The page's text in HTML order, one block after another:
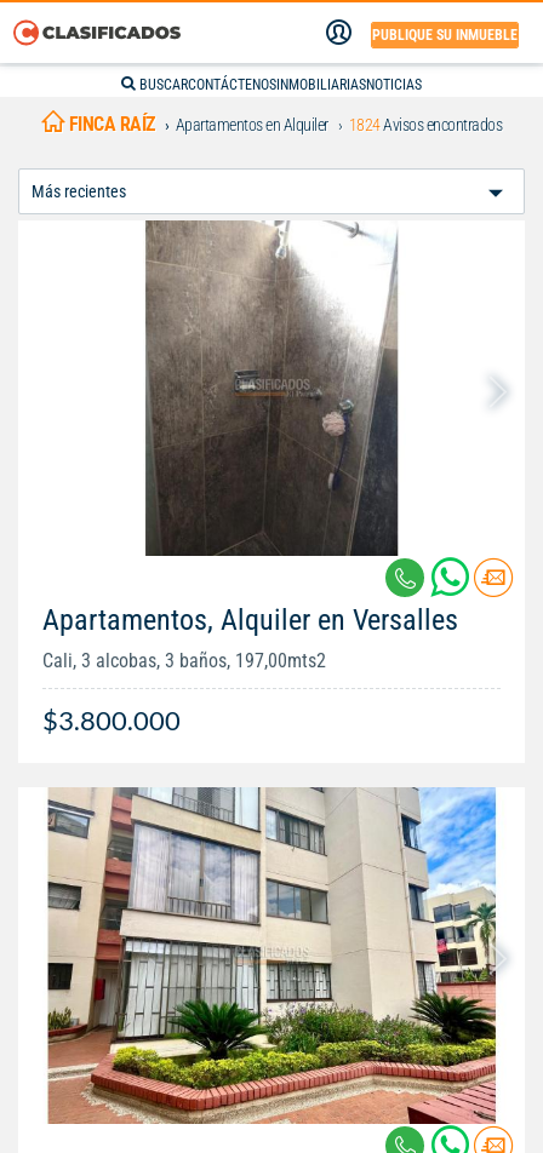
PUBLIQUE SU INMUEBLE
BUSCARCONTÁCTENOS INMOBILIARIASNOTICIAS
FINCA RAÍZ Apartamentos en Alquiler 1824Avisos encontrados
Apartamentos, Alquiler en Versalles
Cali, 3 alcobas, 3 baños, 197,00mts2
$3.800.000